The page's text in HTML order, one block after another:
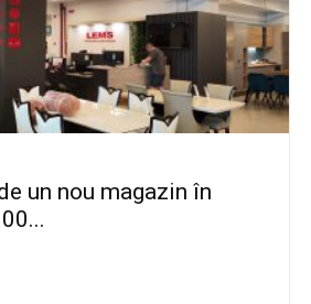
un nou magazin în